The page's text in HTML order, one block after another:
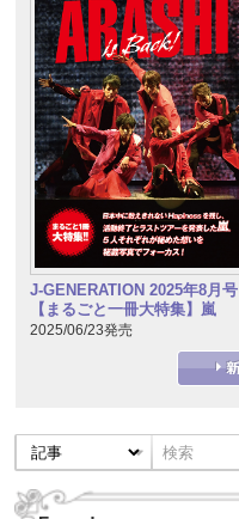
J-GENERATION 2025年8月号
【まるごと一冊大特集】嵐
2025/06/23発売